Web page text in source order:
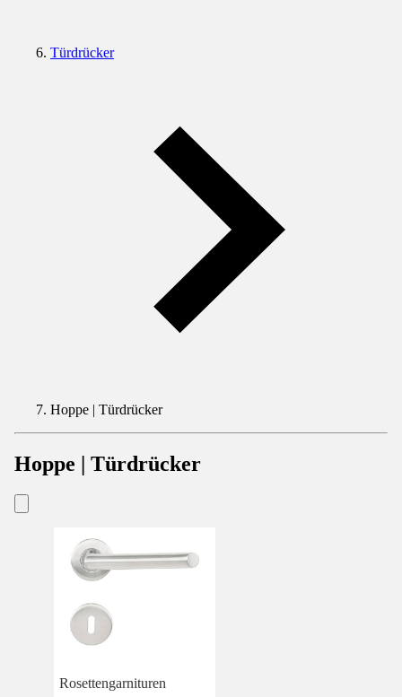
Türdrücker
Hoppe | Türdrücker
Hoppe | Türdrücker
Rosettengarnituren